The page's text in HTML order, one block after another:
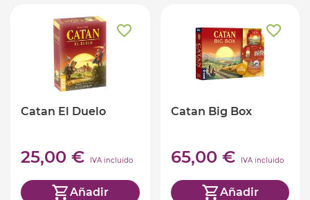
Catan El Duelo
25,00 € IVA incluido
Añadir
Catan Big Box
65,00 € IVA incluido
Añadir